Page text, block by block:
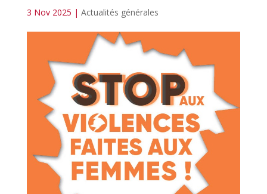
3 Nov 2025 | Actualités générales